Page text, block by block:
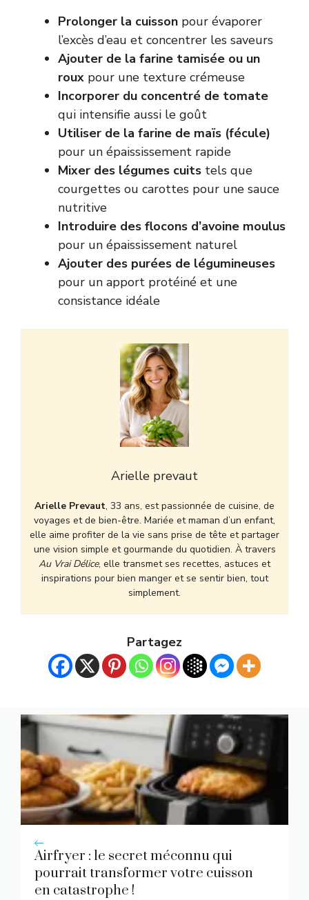
Prolonger la cuisson pour évaporer
l’excès d’eau et concentrer les saveurs
Ajouter de la farine tamisée ou un
roux pour une texture crémeuse
Incorporer du concentré de tomate
qui intensifie aussi le goût
Utiliser de la farine de maïs (fécule)
pour un épaississement rapide
Mixer des légumes cuits tels que
courgettes ou carottes pour une sauce
nutritive
Introduire des flocons d’avoine moulus
pour un épaississement naturel
Ajouter des purées de légumineuses
pour un apport protéiné et une
consistance idéale
Arielle prevaut
Arielle Prevaut, 33 ans, est passionnée de cuisine, de
voyages et de bien-être. Mariée et maman d’un enfant,
elle aime profiter de la vie sans prise de tête et partager
une vision simple et gourmande du quotidien. À travers
Au Vrai Délice, elle transmet ses recettes, astuces et
inspirations pour bien manger et se sentir bien, tout
simplement.
Partagez
Airfryer : le secret méconnu qui
pourrait transformer votre cuisson
en catastrophe !